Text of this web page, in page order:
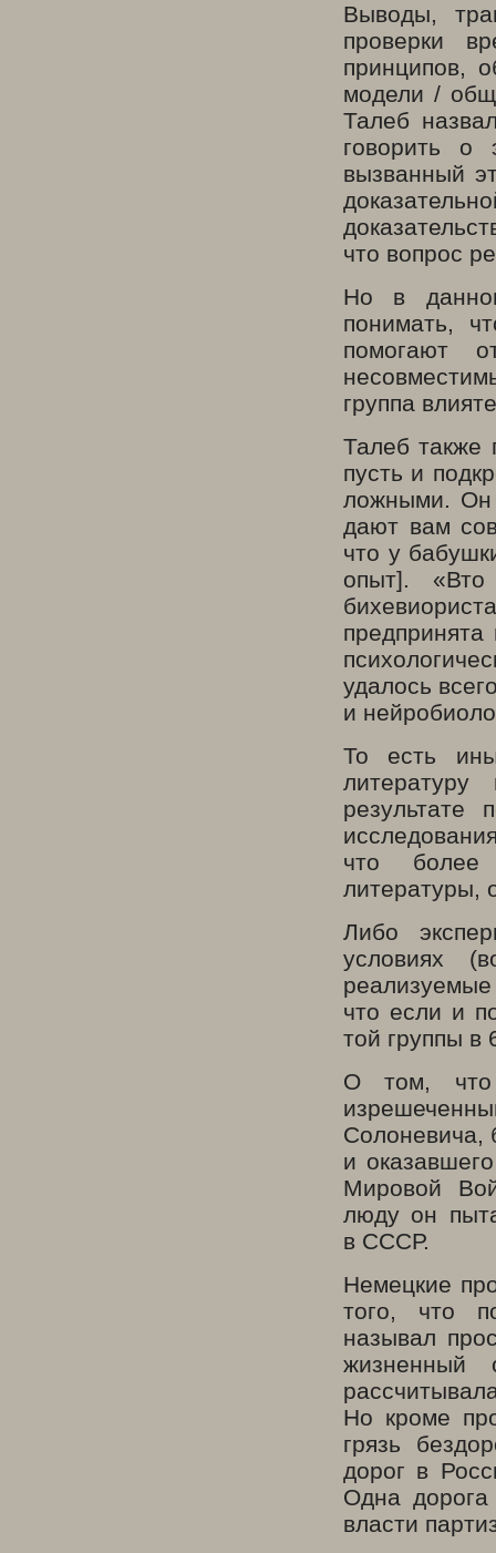
Выводы,
проверки
принципов,
модели /
Талеб
говорить о
вызванный
что вопрос
Но в
понимать,
помогают
группа
Талеб также
пусть и
ложными. Он
дают вам
что у
опыт].
удалось
и
То есть
результате
что более
литературы,
Либо
условиях
что если и
той группы в
О том, что
Солоневича,
и
Мировой
люду он
в СССР.
Немецкие
того, что
называл
жизненный
Но кроме
грязь
дорог в
Одна
власти